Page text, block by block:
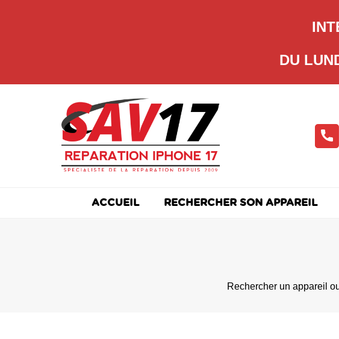
DU
ACCUEIL RECHERCHER SON APPAREIL
Rechercher un appareil